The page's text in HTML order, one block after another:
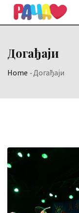
Догађаји
Home -Догађаји